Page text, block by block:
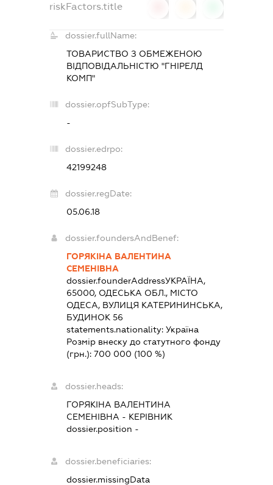
riskFactors.title
dossier.fullName:
ТОВАРИСТВО З ОБМЕЖЕНОЮ
ВІДПОВІДАЛЬНІСТЮ "ГНІРЕЛД
КОМП"
dossier.opfSubType:
-
dossier.edrpo:
42199248
dossier.regDate:
05.06.18
dossier.foundersAndBenef:
ГОРЯКІНА ВАЛЕНТИНА
СЕМЕНІВНА
dossier.founderAddressУКРАЇНА,
65000, ОДЕСЬКА ОБЛ., МІСТО
ОДЕСА, ВУЛИЦЯ КАТЕРИНИНСЬКА,
БУДИНОК 56
statements.nationality: Україна
Розмір внеску до статутного фонду
(грн.): 700 000 (100 %)
dossier.heads:
ГОРЯКІНА ВАЛЕНТИНА
СЕМЕНІВНА - КЕРІВНИК
dossier.position -
dossier.beneficiaries:
dossier.missingData